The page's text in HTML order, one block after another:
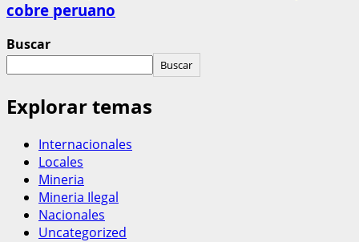
cobre peruano
Buscar
Buscar
Explorar temas
Internacionales
Locales
Mineria
Mineria Ilegal
Nacionales
Uncategorized